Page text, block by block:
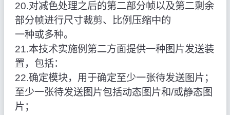
20.对减色处理之后的第二部分帧以及第二剩余
部分帧进行尺寸裁剪、比例压缩中的
一种或多种。
21.本技术实施例第二方面提供一种图片发送装
置，包括：
22.确定模块，用于确定至少一张待发送图片；
至少一张待发送图片包括动态图片和/或静态图
片；